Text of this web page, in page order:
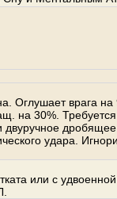
Оглушает врага на
на 30%.
удара.
или с удвоенной